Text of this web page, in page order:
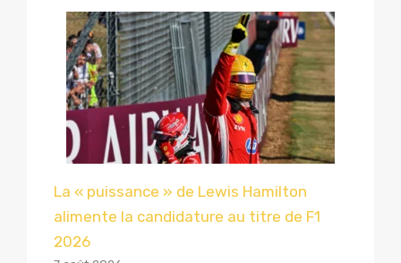
La « puissance » de Lewis Hamilton
alimente la candidature au titre de F1
2026